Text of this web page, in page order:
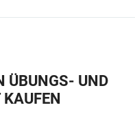
ÜBUNGS- UND